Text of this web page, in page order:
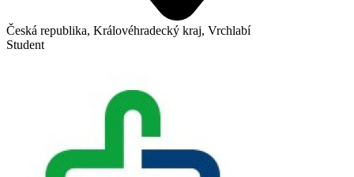
Česká republika, Královéhradecký kraj, Vrchlabí
Student